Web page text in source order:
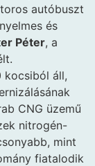
autóbuszt
és
Péter, a
kocsiból áll,
CNG üzemű
nitrogén-
mint
fiatalodik